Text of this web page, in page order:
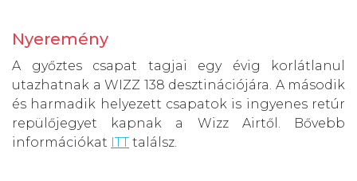
Nyeremény
A győztes csapat tagjai egy évig korlátlanul
utazhatnak a WIZZ 138 desztinációjára. A második
és harmadik helyezett csapatok is ingyenes retúr
repülőjegyet kapnak a Wizz Airtől. Bővebb
információkat ITT találsz.